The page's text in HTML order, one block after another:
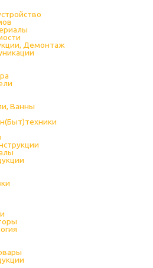
Демонтаж
Ванны